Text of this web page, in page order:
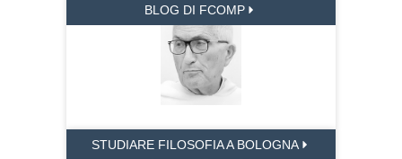
BLOG DI FCOMP
STUDIARE FILOSOFIA A BOLOGNA